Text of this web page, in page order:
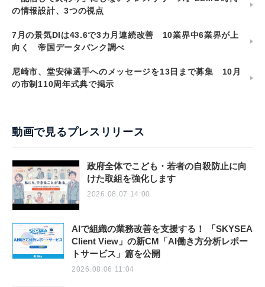
の情報設計、3つの視点
7月の景気DIは43.6で3カ月連続改善 10業界中6業界が上
向く 帝国データバンク調べ
尼崎市、堂安律選手へのメッセージを13日まで募集 10月
の市制110周年式典で掲示
動画で見るプレスリリース
政府全体でこども・若者の自殺防止に向
けた取組を強化します
2026.08.07 14:00
AIで組織の業務改善を支援する！ 「SKYSEA
Client View」の新CM「AI働き方分析レポー
トサービス」篇を公開
2026.08.06 11:04